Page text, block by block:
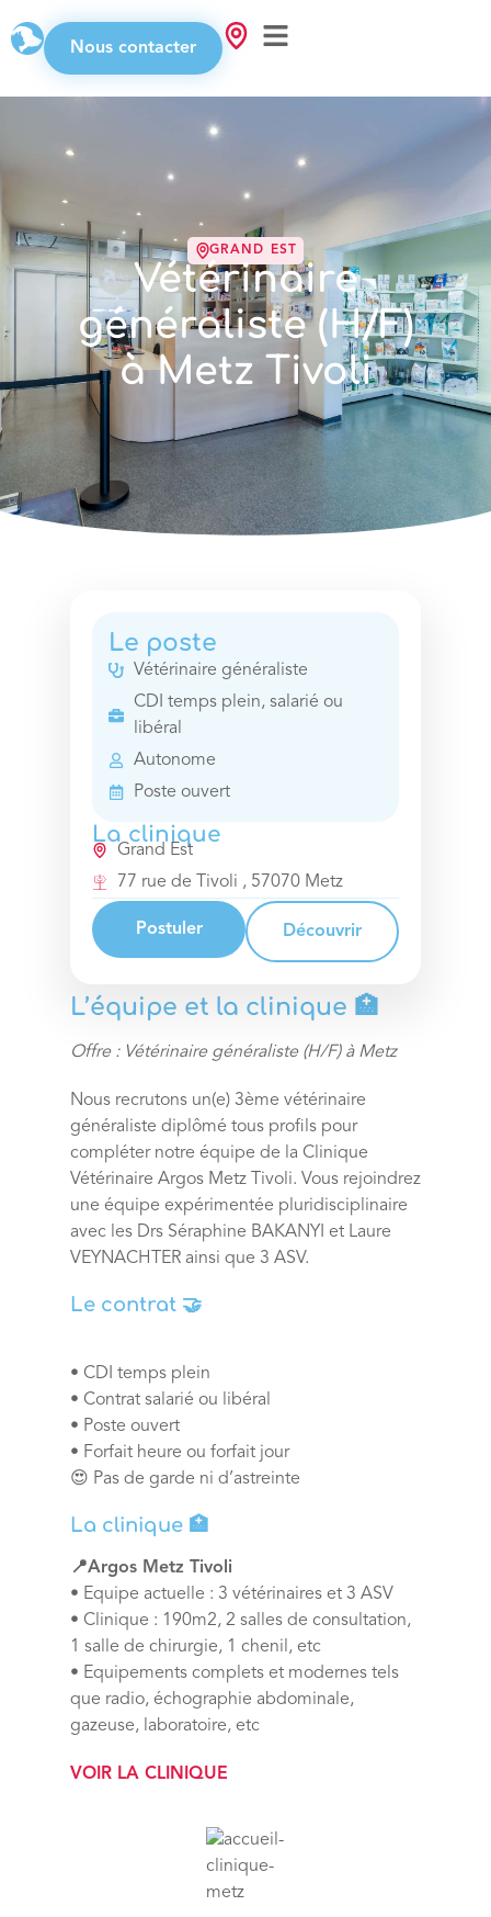
Nous contacter
GRAND EST
Vétérinaire
généraliste (H/F)
à Metz Tivoli
L’équipe et la clinique 🏥
Offre : Vétérinaire généraliste (H/F) à Metz
Nous recrutons un(e) 3ème vétérinaire
généraliste diplômé tous profils pour
compléter notre équipe de la Clinique
Vétérinaire Argos Metz Tivoli. Vous rejoindrez
une équipe expérimentée pluridisciplinaire
avec les Drs Séraphine BAKANYI et Laure
VEYNACHTER ainsi que 3 ASV.
Le contrat 🤝
• CDI temps plein
• Contrat salarié ou libéral
• Poste ouvert
• Forfait heure ou forfait jour
😍 Pas de garde ni d’astreinte
La clinique 🏥
📍Argos Metz Tivoli
• Equipe actuelle : 3 vétérinaires et 3 ASV
• Clinique : 190m2, 2 salles de consultation,
1 salle de chirurgie, 1 chenil, etc
• Equipements complets et modernes tels
que radio, échographie abdominale,
gazeuse, laboratoire, etc
VOIR LA CLINIQUE
Le poste
Vétérinaire généraliste
CDI temps plein, salarié ou
libéral
Autonome
Poste ouvert
La clinique
Grand Est
77 rue de Tivoli , 57070 Metz
Postuler Découvrir